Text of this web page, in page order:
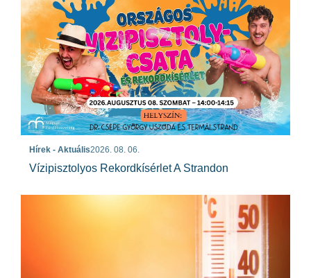
Hírek - Aktuális2026. 08. 06.
Vízipisztolyos Rekordkísérlet A Strandon